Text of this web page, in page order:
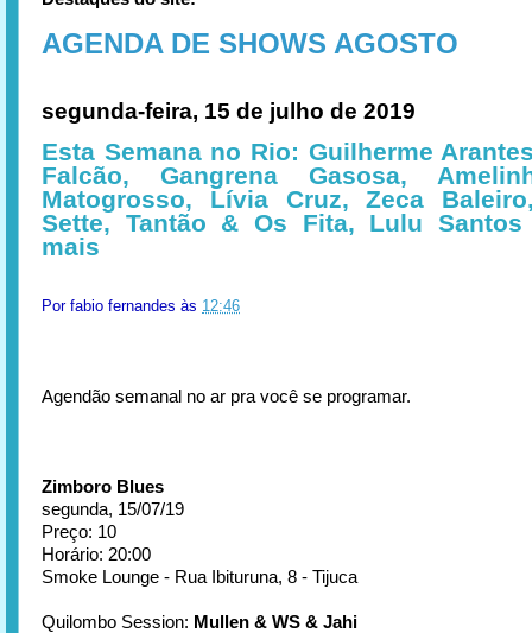
AGENDA DE SHOWS AGOSTO
segunda-feira, 15 de julho de 2019
Esta Semana no Rio: Guilherme
Falcão, Gangrena Gasosa,
Matogrosso, Lívia Cruz, Zeca
Sette, Tantão & Os Fita, Lulu
mais
Por fabio fernandes às 12:46
Agendão semanal no ar pra você se programar.
Zimboro Blues
segunda, 15/07/19
Preço: 10
Horário: 20:00
Smoke Lounge - Rua Ibituruna, 8 - Tijuca
Quilombo Session: Mullen & WS & Jahi